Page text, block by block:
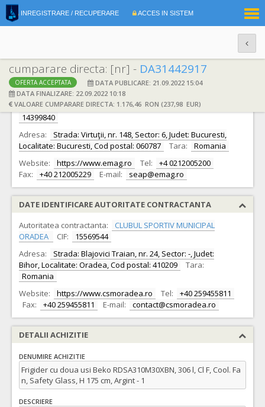
INREGISTRARE / RECUPERARE ACCES IN SISTEM
cumparare directa: [nr] - DA31442917
OFERTA ACCEPTATA
DATA PUBLICARE: 21.09.2022 15:04
DATA FINALIZARE: 22.09.2022 10:18
VALOARE CUMPARARE DIRECTA: 1.176,46 RON (237,98 EUR)
DATE IDENTIFICARE OFERTANT
Ofertant: S.C. DANTE INTERNATIONAL S.A. S.A.
CIF:
14399840
Adresa:
Strada: Virtuţii, nr. 148, Sector: 6, Judet: Bucuresti,
Localitate: Bucuresti, Cod postal: 060787
Tara:
Romania
Website:
https://www.emag.ro Tel:
+4 0212005200
Fax:
+40 212005229 E-mail: seap@emag.ro
DATE IDENTIFICARE AUTORITATE CONTRACTANTA
Autoritatea contractanta:
CLUBUL SPORTIV MUNICIPAL
ORADEA
CIF:
15569544
Adresa:
Strada: Blajovici Traian, nr. 24, Sector: -, Judet:
Bihor, Localitate: Oradea, Cod postal: 410209
Tara:
Romania
Website:
https://www.csmoradea.ro Tel:
+40 259455811
Fax:
+40 259455811 E-mail: contact@csmoradea.ro
DETALII ACHIZITIE
DENUMIRE ACHIZITIE
Frigider cu doua usi Beko RDSA310M30XBN, 306 l, Cl F, Cool. Fa
n, Safety Glass, H 175 cm, Argint - 1
DESCRIERE